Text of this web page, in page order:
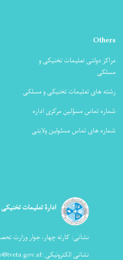
Others
مراکز دولتی تعلیمات تخنیکی و
مسلکی
رشته های تعلیمات تخنیکی و مسلکی
شماره تماس مسؤلین مرکزی اداره
شماره های تماس مسئولین ولایتی
ادارۀ تعلیمات
نشانی: کارته چهار، جوار وزارت
نشانی الکترونیکی :